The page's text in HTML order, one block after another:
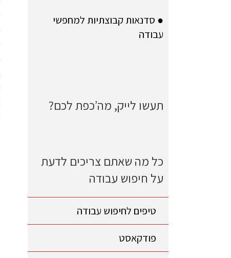
● סדנאות קבוצתיות למחפשי
עבודה
תעשו לייק, מה’כפת לכם?
כל מה שאתם צריכים לדעת
על חיפוש עבודה
טיפים לחיפוש עבודה
פודקאסט